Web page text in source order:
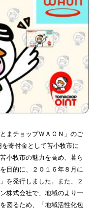
まチョップＷＡＯＮ」のご
を寄付金として苫小牧市に
小牧市の魅力を高め、暮ら
目的に、２０１６年８月に
を発行しました。また、２
株式会社で、地域のより一
図るため、「地域活性化包